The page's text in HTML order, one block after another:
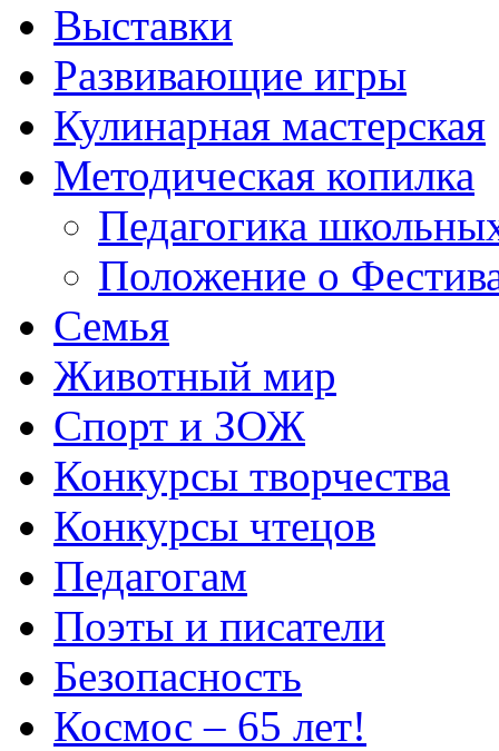
Выставки
Развивающие игры
Кулинарная мастерская
Методическая копилка
Педагогика
Положение о
Семья
Животный мир
Спорт и ЗОЖ
Конкурсы творчества
Конкурсы чтецов
Педагогам
Поэты и писатели
Безопасность
Космос – 65 лет!